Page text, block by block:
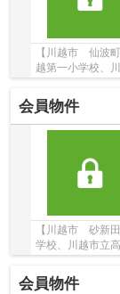
【川越市 仙波
越第一小学校、
会員物件
【川越市 砂新
学校、川越市立
会員物件